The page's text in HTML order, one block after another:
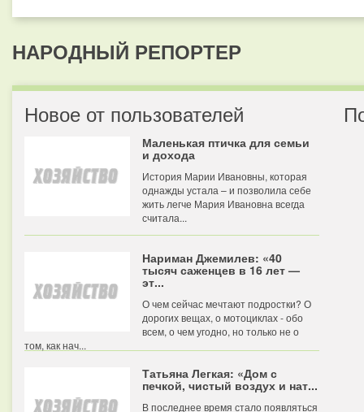
НАРОДНЫЙ РЕПОРТЕР
Новое от пользователей
Маленькая птичка для семьи
и дохода
История Марии Ивановны, которая
однажды устала – и позволила себе
жить легче Мария Ивановна всегда
считала...
Нариман Джемилев: «40
тысяч саженцев в 16 лет —
эт...
О чем сейчас мечтают подростки? О
дорогих вещах, о мотоциклах - обо
всем, о чем угодно, но только не о
том, как нач...
Татьяна Легкая: «Дом с
печкой, чистый воздух и нат...
В последнее время стало появляться